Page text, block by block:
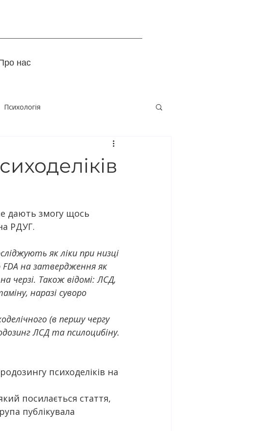
нас
Психологія
Марне та шкідливе
дають змогу щось
РДУГ.
як ліки при низці
FDA на затвердження як
черзі. Також відомі: ЛСД,
наразі суворо
(в першу чергу
ЛСД та псилоцибіну.
психоделіків на
посилається стаття,
публікувала